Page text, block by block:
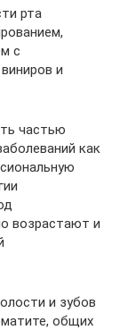
рта
с
и
частью
как
возрастают и
и зубов
общих